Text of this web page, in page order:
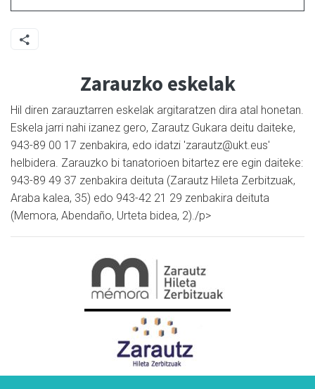
Zarauzko eskelak
Hil diren zarauztarren eskelak argitaratzen dira atal honetan.
Eskela jarri nahi izanez gero, Zarautz Gukara deitu daiteke,
943-89 00 17 zenbakira, edo idatzi 'zarautz@ukt.eus'
helbidera. Zarauzko bi tanatorioen bitartez ere egin daiteke:
943-89 49 37 zenbakira deituta (Zarautz Hileta Zerbitzuak,
Araba kalea, 35) edo 943-42 21 29 zenbakira deituta
(Memora, Abendaño, Urteta bidea, 2)./p>